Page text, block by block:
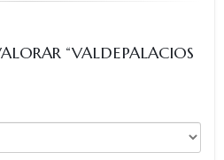
“VALDEPALACIOS